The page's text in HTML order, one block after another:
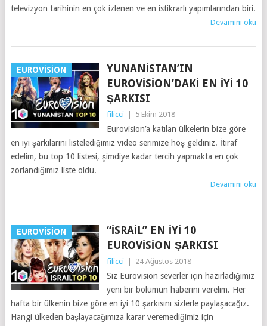
televizyon tarihinin en çok izlenen ve en istikrarlı yapımlarından biri.
Devamını oku
EUROVISION
YUNANISTAN’IN
EUROVISION’DAKI EN İYI 10
ŞARKISI
filicci 5 Ekim 2018
Eurovision’a katılan ülkelerin bize göre
en iyi şarkılarını listelediğimiz video serimize hoş geldiniz. İtiraf
edelim, bu top 10 listesi, şimdiye kadar tercih yapmakta en çok
zorlandığımız liste oldu.
Devamını oku
EUROVISION
“İSRAIL” EN İYI 10
EUROVISION ŞARKISI
filicci 24 Ağustos 2018
Siz Eurovision severler için hazırladığımız
yeni bir bölümün haberini verelim. Her
hafta bir ülkenin bize göre en iyi 10 şarkısını sizlerle paylaşacağız.
Hangi ülkeden başlayacağımıza karar veremediğimiz için